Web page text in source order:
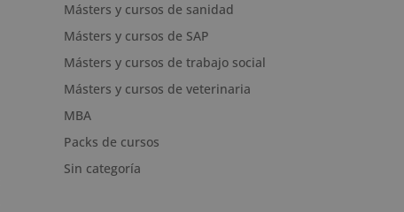
Másters y cursos de sanidad
Másters y cursos de SAP
Másters y cursos de trabajo social
Másters y cursos de veterinaria
MBA
Packs de cursos
Sin categoría